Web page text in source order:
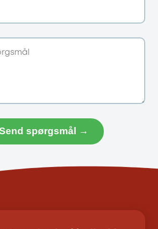
spørgsmål →